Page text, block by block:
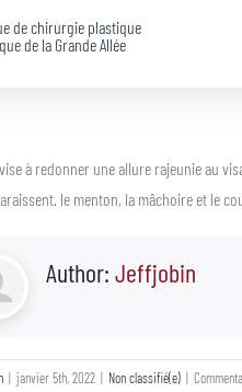
à redonner une allure rajeunie au
le menton, la mâchoire et le
Author: Jeffjobin
| janvier 5th, 2022 | Non classifié(e) |